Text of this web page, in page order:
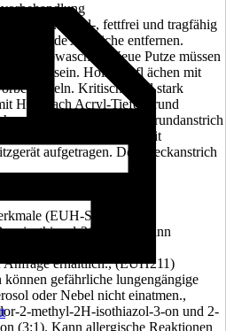
trocken, öl-, fettfrei und tragfähig
blätternde Anstriche entfernen.
abwaschen. Neue Putze müssen
sein. Holzoberfl ächen mit
Kritische und stark
Hornbach Acryl-Tiefengrund
gut umrühren. Für den Grundanstrich
% mit Wasser verdünnt mit
aufgetragen. Den Deckanstrich
(EUH-Sätze)
3(2H)-on. Kann
(EUH210)
Anfrage erhältlich., (EUH211)
gefährliche lungengängige
oder Nebel nicht einatmen.,
2-methyl-2H-isothiazol-3-on und 2-
(3:1). Kann allergische Reaktionen